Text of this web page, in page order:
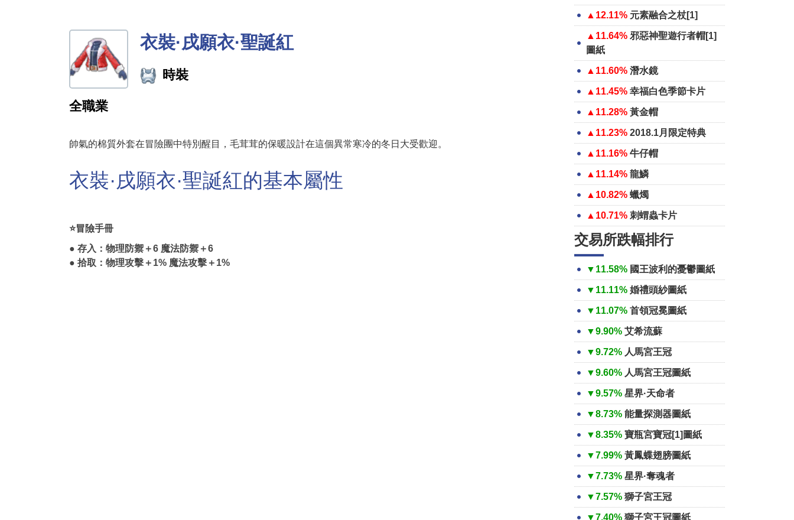
衣裝·戌願衣·聖誕紅
時裝
全職業
帥氣的棉質外套在冒險團中特別醒目，毛茸茸的保暖設計在這個異常寒冷的冬日大受歡迎。
衣裝·戌願衣·聖誕紅的基本屬性
⭐冒險手冊
● 存入：物理防禦＋6 魔法防禦＋6
● 拾取：物理攻擊＋1% 魔法攻擊＋1%
▲12.11% 元素融合之杖[1]
▲11.64% 邪惡神聖遊行者帽[1]
圖紙
▲11.60% 潛水鏡
▲11.45% 幸福白色季節卡片
▲11.28% 黃金帽
▲11.23% 2018.1月限定特典
▲11.16% 牛仔帽
▲11.14% 龍鱗
▲10.82% 蠟燭
▲10.71% 刺蝟蟲卡片
交易所跌幅排行
▼11.58% 國王波利的憂鬱圖紙
▼11.11% 婚禮頭紗圖紙
▼11.07% 首領冠冕圖紙
▼9.90% 艾希流蘇
▼9.72% 人馬宮王冠
▼9.60% 人馬宮王冠圖紙
▼9.57% 星界·天命者
▼8.73% 能量探測器圖紙
▼8.35% 寶瓶宮寶冠[1]圖紙
▼7.99% 黃鳳蝶翅膀圖紙
▼7.73% 星界·奪魂者
▼7.57% 獅子宮王冠
▼7.40% 獅子宮王冠圖紙